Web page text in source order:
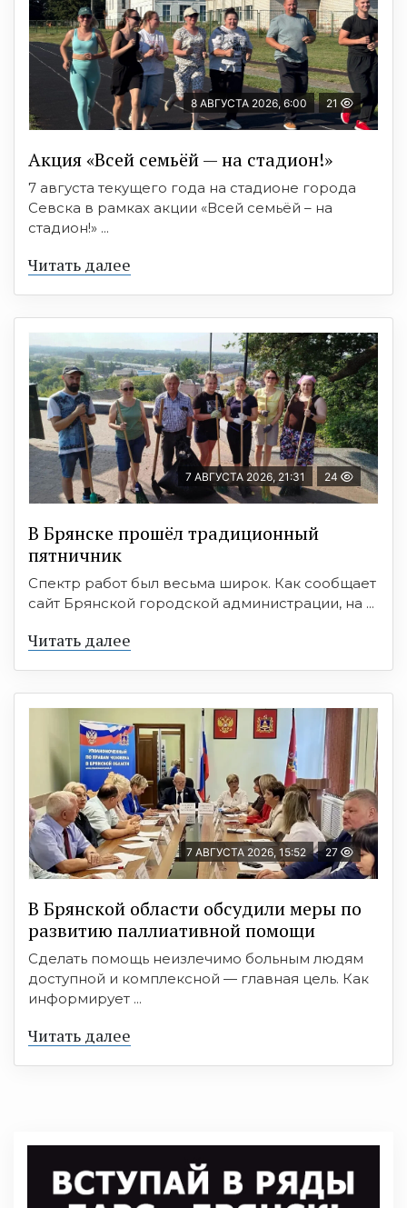
8 АВГУСТА 2026, 6:00 21
Акция «Всей семьёй — на стадион!»
7 августа текущего года на стадионе города
Севска в рамках акции «Всей семьёй – на
стадион!» ...
Читать далее
7 АВГУСТА 2026, 21:31 24
В Брянске прошёл традиционный
пятничник
Спектр работ был весьма широк. Как сообщает
сайт Брянской городской администрации, на ...
Читать далее
7 АВГУСТА 2026, 15:52 27
В Брянской области обсудили меры по
развитию паллиативной помощи
Сделать помощь неизлечимо больным людям
доступной и комплексной — главная цель. Как
информирует ...
Читать далее